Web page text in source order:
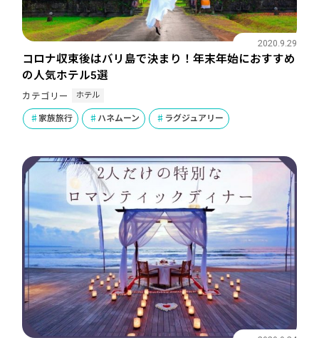
コロナ収束後はバリ島で決まり！年末年始におすすめ
の人気ホテル5選
2020.9.29
カテゴリー ホテル
家族旅行 ハネムーン ラグジュアリー